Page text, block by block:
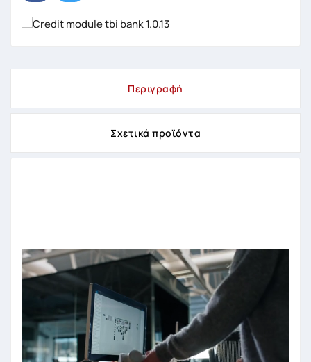
Περιγραφή
Σχετικά προϊόντα